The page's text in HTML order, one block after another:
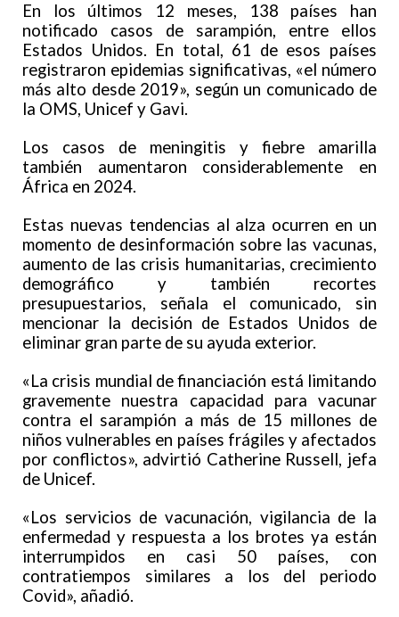
En los últimos 12 meses, 138 países han
notificado casos de sarampión, entre ellos
Estados Unidos. En total, 61 de esos países
registraron epidemias significativas, «el número
más alto desde 2019», según un comunicado de
la OMS, Unicef y Gavi.
Los casos de meningitis y fiebre amarilla
también aumentaron considerablemente en
África en 2024.
Estas nuevas tendencias al alza ocurren en un
momento de desinformación sobre las vacunas,
aumento de las crisis humanitarias, crecimiento
demográfico y también recortes
presupuestarios, señala el comunicado, sin
mencionar la decisión de Estados Unidos de
eliminar gran parte de su ayuda exterior.
«La crisis mundial de financiación está limitando
gravemente nuestra capacidad para vacunar
contra el sarampión a más de 15 millones de
niños vulnerables en países frágiles y afectados
por conflictos», advirtió Catherine Russell, jefa
de Unicef.
«Los servicios de vacunación, vigilancia de la
enfermedad y respuesta a los brotes ya están
interrumpidos en casi 50 países, con
contratiempos similares a los del periodo
Covid», añadió.